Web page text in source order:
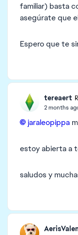
familiar) basta
asegúrate que
Espero que te
tereaert
2 months
jaraleopippa​
estoy abierta a
saludos y